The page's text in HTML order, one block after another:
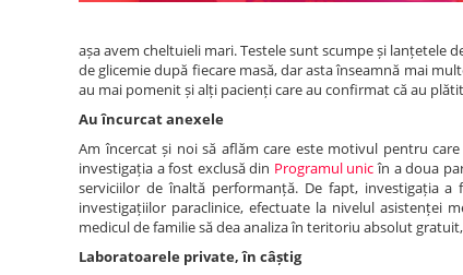
așa avem cheltuieli mari. Testele sunt scumpe și lanțetele
de glicemie după fiecare masă, dar asta înseamnă mai
au mai pomenit și alți pacienți care au confirmat că au
Au încurcat anexele
Am încercat și noi să aflăm care este motivul pentru
investigația a fost exclusă din Programul unicîn a doua
serviciilor de înaltă performanță. De fapt, investigația a
investigațiilor paraclinice, efectuate la nivelul asistenței
medicul de familie să dea analiza în teritoriu absolut
Laboratoarele private, în câștig